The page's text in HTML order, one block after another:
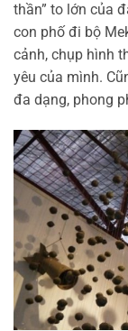
thần” to lớn của
con phố đi bộ
cảnh, chụp hình
yêu của mình.
đa dạng, phong